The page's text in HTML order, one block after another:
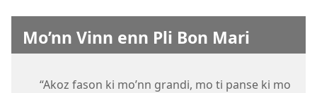
Mo’nn Vinn enn Pli Bon Mari
“Akoz fason ki mo’nn grandi, mo ti panse ki mo